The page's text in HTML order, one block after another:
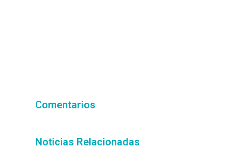
Comentarios
Noticias Relacionadas